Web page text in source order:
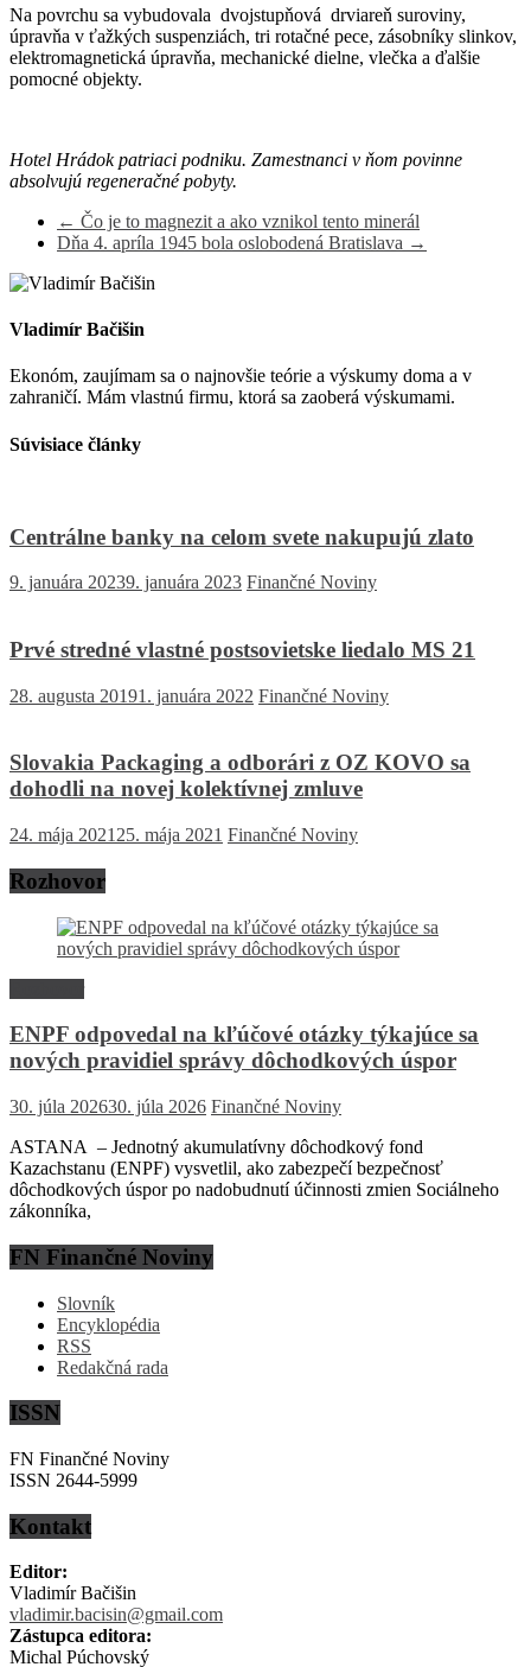
Na povrchu sa vybudovala dvojstupňová drviareň suroviny,
úpravňa v ťažkých suspenziách, tri rotačné pece, zásobníky slinkov,
elektromagnetická úpravňa, mechanické dielne, vlečka a ďalšie
pomocné objekty.
Hotel Hrádok patriaci podniku. Zamestnanci v ňom povinne
absolvujú regeneračné pobyty.
← Čo je to magnezit a ako vznikol tento minerál
Dňa 4. apríla 1945 bola oslobodená Bratislava →
Vladimír Bačišin
Ekonóm, zaujímam sa o najnovšie teórie a výskumy doma a v
zahraničí. Mám vlastnú firmu, ktorá sa zaoberá výskumami.
Súvisiace články
Centrálne banky na celom svete nakupujú zlato
9. januára 20239. januára 2023 Finančné Noviny
Prvé stredné vlastné postsovietske liedalo MS 21
28. augusta 20191. januára 2022 Finančné Noviny
Slovakia Packaging a odborári z OZ KOVO sa
dohodli na novej kolektívnej zmluve
24. mája 2021 25. mája 2021 Finančné Noviny
Rozhovor
ENPF odpovedal na kľúčové otázky týkajúce sa
nových pravidiel správy dôchodkových úspor
30. júla 202630. júla 2026 Finančné Noviny
ASTANA – Jednotný akumulatívny dôchodkový fond
Kazachstanu (ENPF) vysvetlil, ako zabezpečí bezpečnosť
dôchodkových úspor po nadobudnutí účinnosti zmien Sociálneho
zákonníka,
FN Finančné Noviny
Slovník
Encyklopédia
RSS
Redakčná rada
ISSN
FN Finančné Noviny
ISSN 2644-5999
Kontakt
Editor:
Vladimír Bačišin
vladimir.bacisin@gmail.com
Zástupca editora:
Michal Púchovský